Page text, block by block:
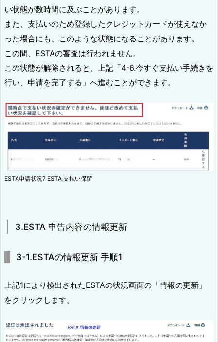
い状態が数時間に及ぶことがあります。
また、支払いのため登録したクレジットカードが使えなか
った場合にも、このような状態になることがあります。
この間、ESTAの審査は行われません。
この状態が解除されると、上記「4-6.今すぐ支払い手続きを
行い、申請を完了する」へ進むことができます。
ESTA申請状況7 ESTA 支払い保留
3.ESTA 申告内容の情報更新
3-1.ESTAの情報更新 手順1
上記1により検出されたESTAの状況画面の「情報の更新」
をクリックします。